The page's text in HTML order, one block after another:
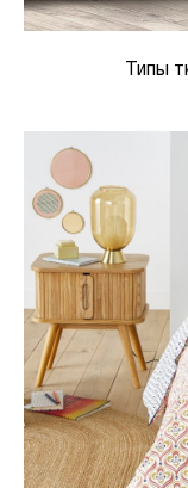
Типы